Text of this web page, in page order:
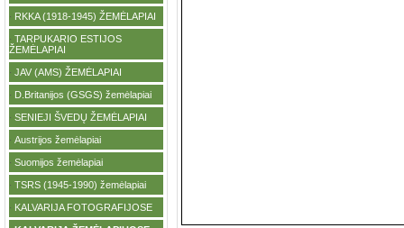
· RKKA (1918-1945) ŽEMĖLAPIAI
· TARPUKARIO ESTIJOS
ŽEMĖLAPIAI
· JAV (AMS) ŽEMĖLAPIAI
· D.Britanijos (GSGS) žemėlapiai
· SENIEJI ŠVEDŲ ŽEMĖLAPIAI
· Austrijos žemėlapiai
· Suomijos žemėlapiai
· TSRS (1945-1990) žemėlapiai
· KALVARIJA FOTOGRAFIJOSE